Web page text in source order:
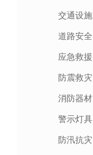
交通设施
道路安全
应急救援
防震救灾
消防器材
警示灯具
防汛抗灾